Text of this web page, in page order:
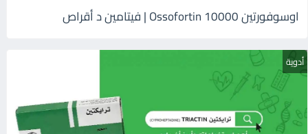
اوسوفورتين 10000 Ossofortin | فيتامين د أقراص
أدوية